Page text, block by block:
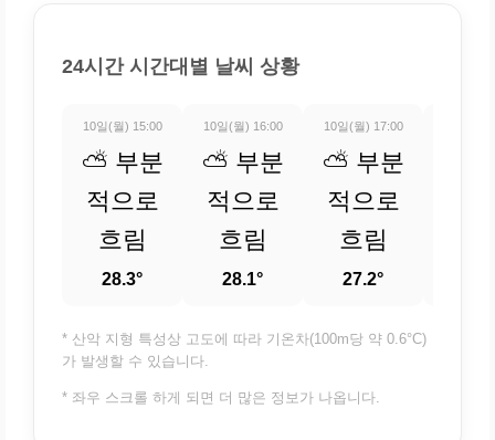
24시간 시간대별 날씨 상황
10일(월) 15:00
⛅ 부분
적으로
흐림
28.3°
10일(월) 16:00
⛅ 부분
적으로
흐림
28.1°
10일(월) 17:00
⛅ 부분
적으로
흐림
27.2°
* 산악 지형 특성상 고도에 따라 기온차(100m당 약 0.6°C)
가 발생할 수 있습니다.
* 좌우 스크롤 하게 되면 더 많은 정보가 나옵니다.